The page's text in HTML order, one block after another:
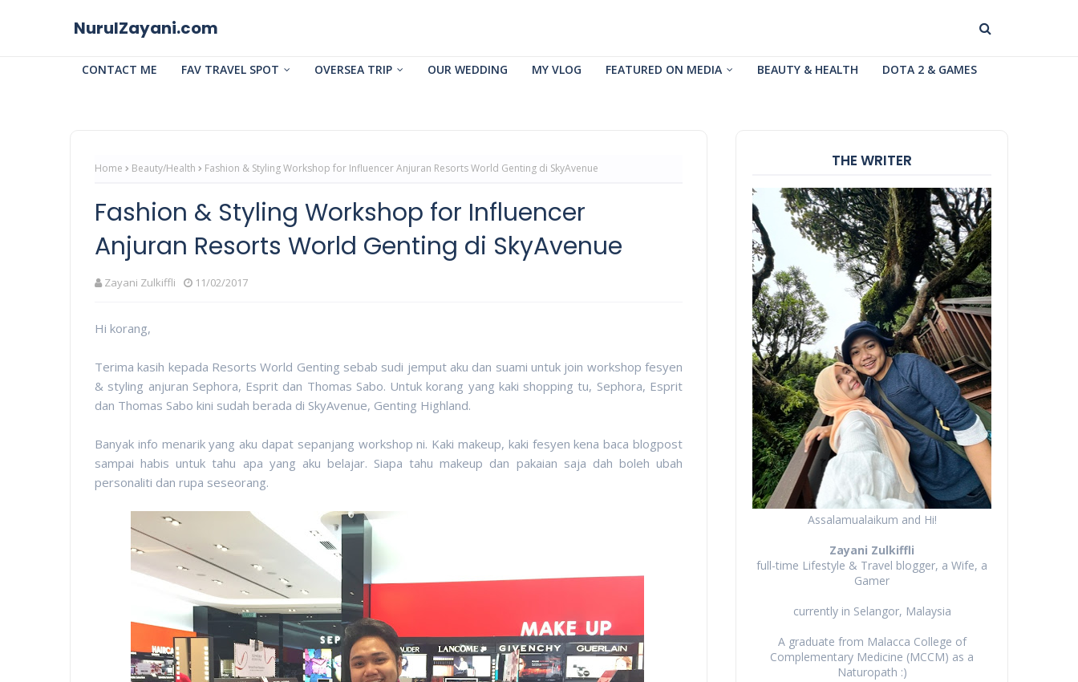
NurulZayani.com
CONTACT ME FAV TRAVEL SPOT OVERSEA TRIP OUR WEDDING MY VLOG FEATURED ON MEDIA BEAUTY & HEALTH DOTA 2 & GAMES
Home Beauty/Health Fashion & Styling Workshop for Influencer Anjuran Resorts World Genting di SkyAvenue
Fashion & Styling Workshop for Influencer
Anjuran Resorts World Genting di SkyAvenue
Zayani Zulkiffli 11/02/2017
Hi korang,
Terima kasih kepada Resorts World Genting sebab sudi jemput aku dan suami untuk join workshop fesyen
& styling anjuran Sephora, Esprit dan Thomas Sabo. Untuk korang yang kaki shopping tu, Sephora, Esprit
dan Thomas Sabo kini sudah berada di SkyAvenue, Genting Highland.
Banyak info menarik yang aku dapat sepanjang workshop ni. Kaki makeup, kaki fesyen kena baca blogpost
sampai habis untuk tahu apa yang aku belajar. Siapa tahu makeup dan pakaian saja dah boleh ubah
personaliti dan rupa seseorang.
THE WRITER
Assalamualaikum and Hi!
Zayani Zulkiffli
full-time Lifestyle & Travel blogger, a Wife, a
Gamer
currently in Selangor, Malaysia
A graduate from Malacca College of
Complementary Medicine (MCCM) as a
Naturopath :)